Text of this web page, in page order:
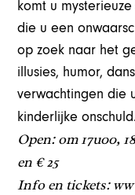
komt u
die u een
op zoek naar het
illusies, humor,
verwachtingen die
kinderlijke onschuld.
Open: om 17u00,
en € 25
Info en tickets: